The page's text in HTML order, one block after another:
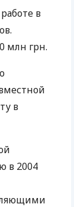
в
млн грн.
в
в 2004